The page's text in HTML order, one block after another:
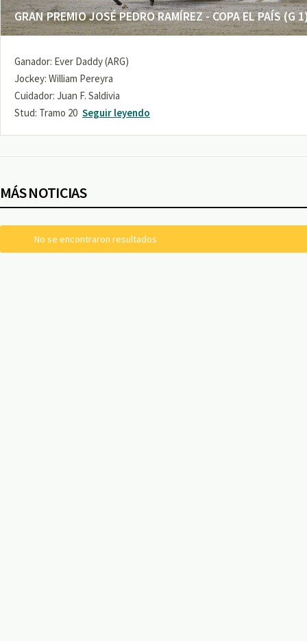
GRAN PREMIO JOSÉ PEDRO RAMÍREZ - COPA EL PAÍS (G
Ganador: Ever Daddy (ARG)
Jockey: William Pereyra
Cuidador: Juan F. Saldivia
Stud: Tramo 20 Seguir leyendo
MÁS NOTICIAS
No se encontraron resultados